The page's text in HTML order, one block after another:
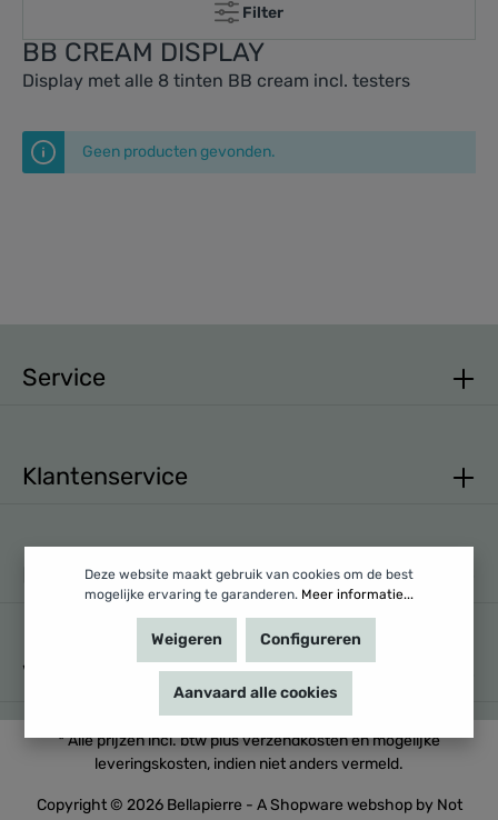
Filter
BB CREAM DISPLAY
Display met alle 8 tinten BB cream incl. testers
Geen producten gevonden.
Volg ons
Service
Klantenservice
Mijn account
Copyright © 2026 Bellapierre - AShopware webshopby Not
* Alle prijzen incl. btw plus verzendkosten en mogelijke
leveringskosten, indien niet anders vermeld.
Deze website maakt gebruik van cookies om de best
mogelijke ervaring te garanderen. Meer informatie...
Weigeren Configureren
Aanvaard alle cookies